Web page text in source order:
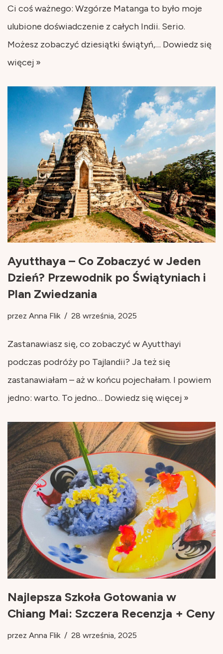
Ci coś ważnego: Wzgórze Matanga to było moje
ulubione doświadczenie z całych Indii. Serio.
Możesz zobaczyć dziesiątki świątyń,… Dowiedz się
więcej »
Ayutthaya – Co Zobaczyć w Jeden
Dzień? Przewodnik po Świątyniach i
Plan Zwiedzania
przez Anna Flik 28 września, 2025
Zastanawiasz się, co zobaczyć w Ayutthayi
podczas podróży po Tajlandii? Ja też się
zastanawiałam – aż w końcu pojechałam. I powiem
jedno: warto. To jedno… Dowiedz się więcej »
Najlepsza Szkoła Gotowania w
Chiang Mai: Szczera Recenzja + Ceny
przez Anna Flik 28 września, 2025